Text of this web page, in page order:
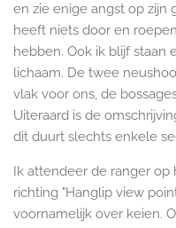
en zie enige angst op zijn
heeft niets door en
hebben. Ook ik blijf staan
lichaam. De twee
vlak voor ons, de
Uiteraard is de
dit duurt slechts enkele
Ik attendeer de ranger
richting "Hanglip view
voornamelijk over keien.